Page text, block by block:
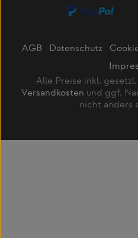
AGB Datenschutz
Alle Preise inkl.
Versandkosten und ggf.
nicht anders